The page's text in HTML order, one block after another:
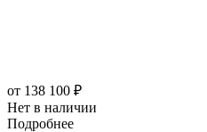
от 138 100 ₽
Нет в наличии
Подробнее